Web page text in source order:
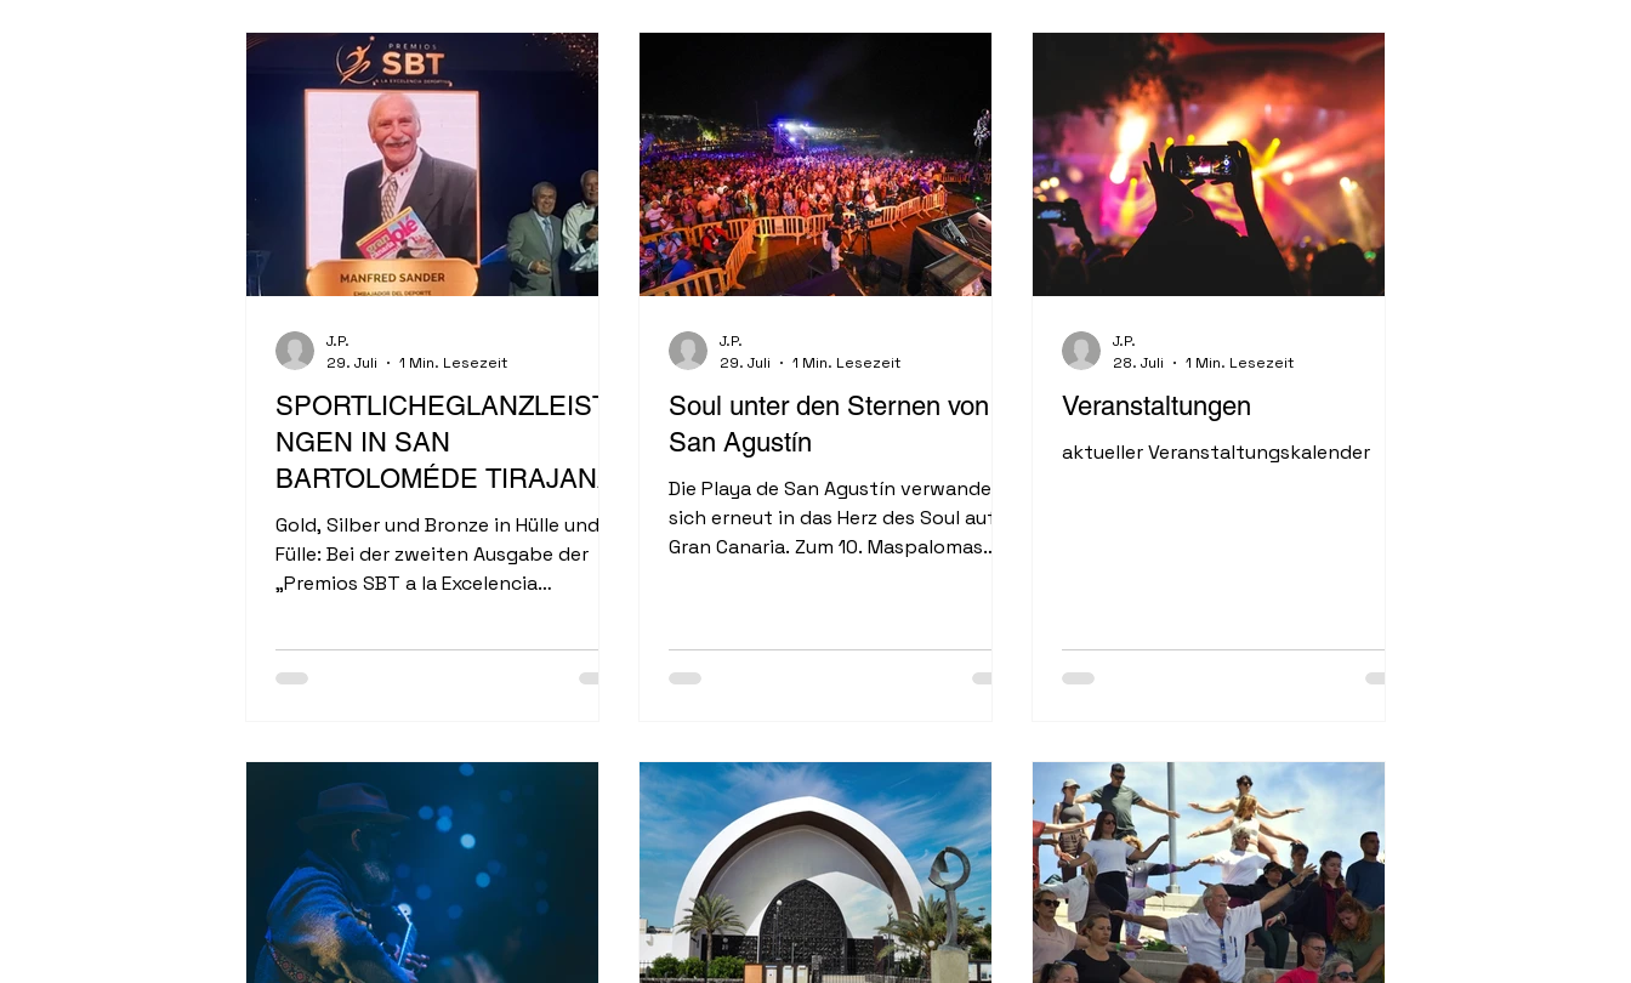
Markt ...
SPORTLICHEGLANZLEISTU
NGEN IN SAN
BARTOLOMÉDE TIRAJANA
Gold, Silber und Bronze in Hülle und
Fülle: Bei der zweiten Ausgabe der
„Premios SBT a la Excelencia
erfolgreichsten Sportler, Vereine und
Gold-, 77 Silber- und 72
Bronzemedaillen gingen auf das
Konto der ausgezeichneten
Athleten....
J.P.
29. Juli
1 Min. Lesezeit
Soul unter den Sternen von
San Agustín
Die Playa de San Agustín verwandelte
sich erneut in das Herz des Soul auf
Gran Canaria. Zum 10. Maspalomas
hochkarätiges Musikprogramm direkt
feierten gemeinsam ein Festival, das
sich längst als feste Größe der
europäischen Soulszene ...
J.P.
29. Juli
1 Min. Lesezeit
Veranstaltungen
aktueller Veranstaltungskalender
J.P.
28. Juli
1 Min. Lesezeit